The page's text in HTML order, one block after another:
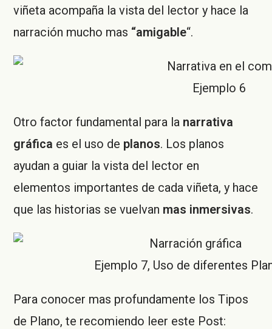
viñeta acompaña la vista del lector y hace la
narración mucho mas “amigable“.
Ejemplo 6
Otro factor fundamental para la narrativa
gráfica es el uso de planos. Los planos
ayudan a guiar la vista del lector en
elementos importantes de cada viñeta, y hace
que las historias se vuelvan mas inmersivas.
Ejemplo 7, Uso de diferentes
Para conocer mas profundamente los Tipos
de Plano, te recomiendo leer este Post: